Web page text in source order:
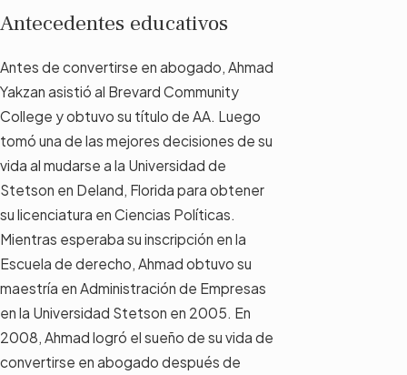
Antecedentes educativos
Antes de convertirse en abogado, Ahmad
Yakzan asistió al Brevard Community
College y obtuvo su título de AA. Luego
tomó una de las mejores decisiones de su
vida al mudarse a la Universidad de
Stetson en Deland, Florida para obtener
su licenciatura en Ciencias Políticas.
Mientras esperaba su inscripción en la
Escuela de derecho, Ahmad obtuvo su
maestría en Administración de Empresas
en la Universidad Stetson en 2005. En
2008, Ahmad logró el sueño de su vida de
convertirse en abogado después de